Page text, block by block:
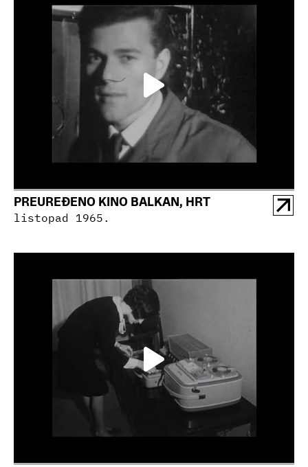
PREUREĐENO KINO BALKAN, HRT
listopad 1965.